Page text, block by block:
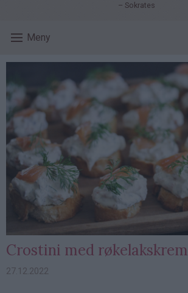
– Sokrates
Meny
Crostini med røkelakskrem
27.12.2022